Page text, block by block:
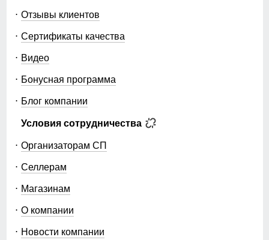
Отзывы клиентов
Сертификаты качества
Видео
Бонусная программа
Блог компании
Условия сотрудничества
Организаторам СП
Селлерам
Магазинам
О компании
Новости компании